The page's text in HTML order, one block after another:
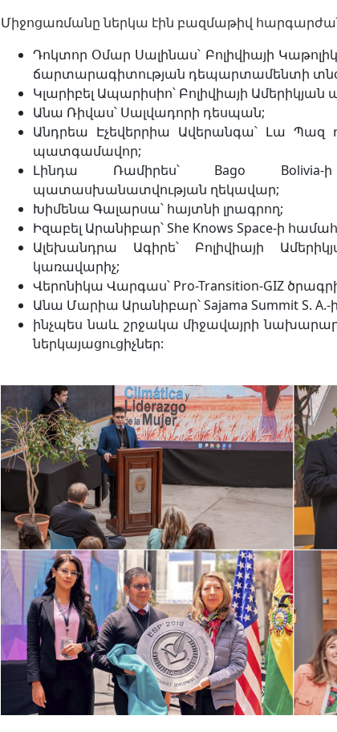
Միջոցառմանը ներկա էին բազմաթիվ
Դոկտոր Օմար Սալինաս՝ Բոլիվիայի
ճարտարագիտության դեպարտամենտի
Կլարիբել Ապարիսիո՝ Բոլիվիայի
Անա Ռիվաս՝ Սալվադորի դեսպան;
Անդրեա Էչեվերրիա Ավերանգա՝ Լա Պազ
պատգամավոր;
Լինդա Ռամիրես՝ Bago Bolivia-
պատասխանատվության ղեկավար;
Խիմենա Գալարսա՝ հայտնի լրագրող;
Իզաբել Արանիբար՝ She Knows Space-ի
Ալեխանդրա Ագիրե՝ Բոլիվիայի
կառավարիչ;
Վերոնիկա Վարգաս՝ Pro-Transition-GIZ
Անա Մարիա Արանիբար՝ Sajama Summit S.
ինչպես նաև շրջակա միջավայրի
ներկայացուցիչներ: